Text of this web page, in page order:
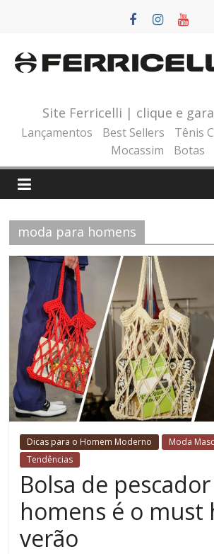
conteúdo
Site Ferricelli | clique e
Lançamentos Best Sellers Tênis
Mocassim
Botas
moda para homens
Dicas para o Homem Moderno
Moda
Tendências
Bolsa de
homens é o must
verão